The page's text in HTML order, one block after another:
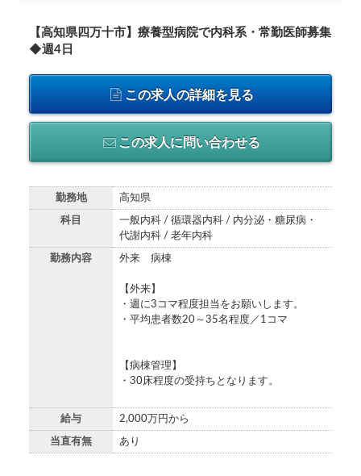
【高知県四万十市】療養型病院で内科系・常勤医師募集
◆週4日
この求人の詳細を見る
この求人に問い合わせる
勤務地 高知県
科目
一般内科 / 循環器内科 / 内分泌・糖尿病・
代謝内科 / 老年内科
勤務内容 外来 病棟
【外来】
・週に3コマ程度担当をお願いします。
・平均患者数20～35名程度／1コマ
【病棟管理】
・30床程度の受持ちとなります。
給与 2,000万円から
当直有無 あり